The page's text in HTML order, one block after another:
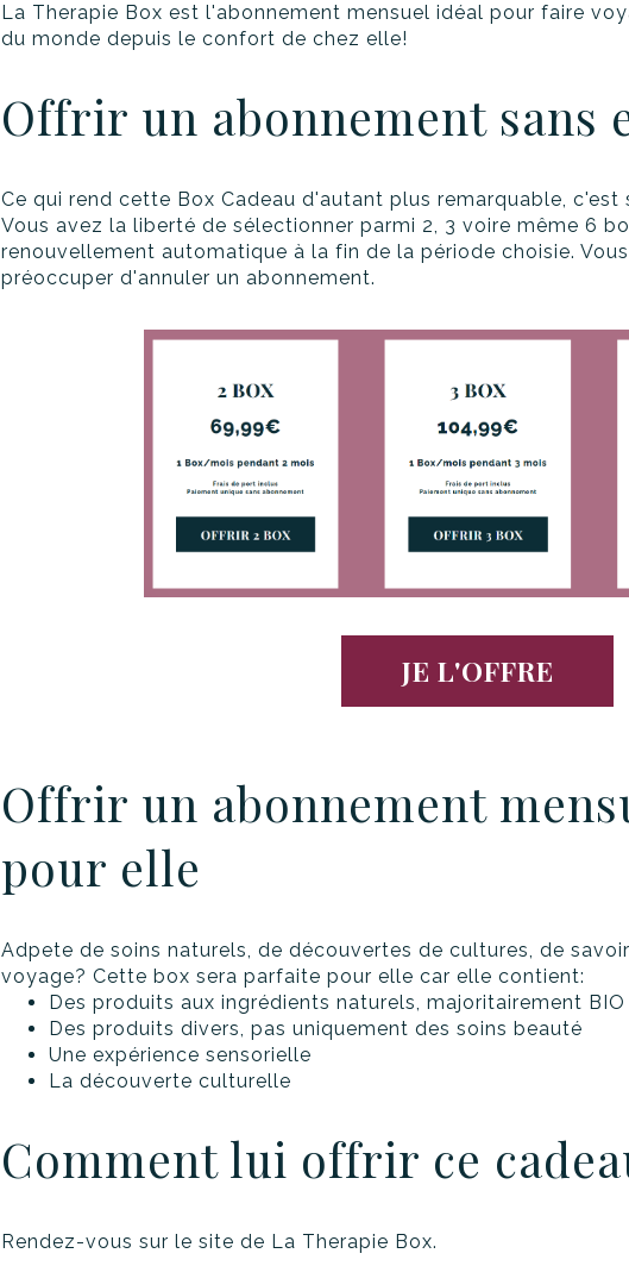
La Therapie Box est l'abonnement mensuel idéal pour faire
du monde depuis le confort de chez elle!
Offrir un abonnement sans
Ce qui rend cette Box Cadeau d'autant plus remarquable,
Vous avez la liberté de sélectionner parmi 2, 3 voire même 6
renouvellement automatique à la fin de la période choisie.
préoccuper d'annuler un abonnement.
JE L'OFFRE
Offrir un abonnement
pour elle
Adpete de soins naturels, de découvertes de cultures, de
voyage? Cette box sera parfaite pour elle car elle contient:
Des produits aux ingrédients naturels, majoritairement BIO
Des produits divers, pas uniquement des soins beauté
Une expérience sensorielle
La découverte culturelle
Comment lui offrir ce
Rendez-vous sur le site de La Therapie Box.